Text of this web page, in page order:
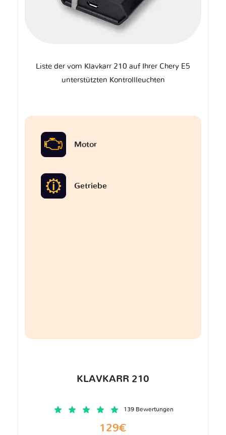
Liste der vom Klavkarr 210 auf Ihrer Chery E5
unterstützten Kontrollleuchten
Motor
Getriebe
KLAVKARR 210
139 Bewertungen
129€